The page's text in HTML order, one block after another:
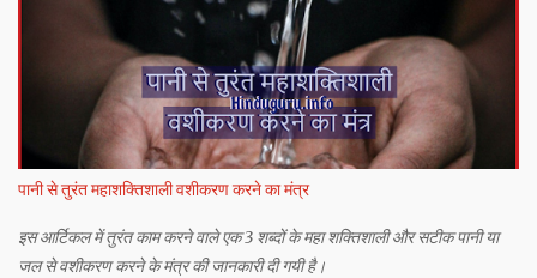
पानी से तुरंत महाशक्तिशाली वशीकरण करने का मंत्र
इस आर्टिकल में तुरंत काम करने वाले एक 3 शब्दों के महा शक्तिशाली और सटीक पानी या
जल से वशीकरण करने के मंत्र की जानकारी दी गयी है।